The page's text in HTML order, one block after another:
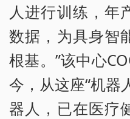
人进行训练，年
数据，为具身智
根基。”该中心
今，从这座“机器
器人，已在医疗